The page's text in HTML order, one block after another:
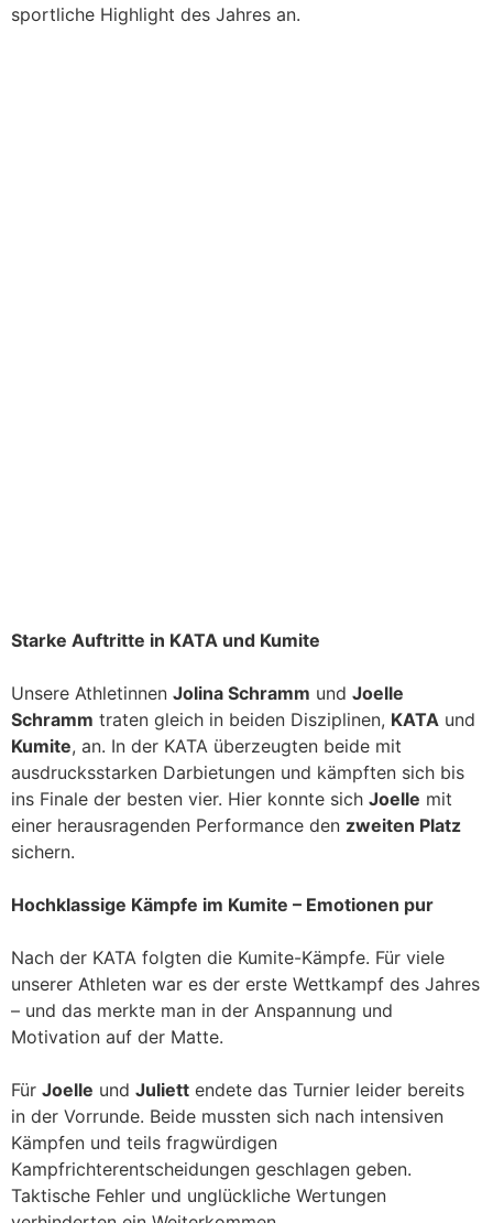
sportliche Highlight des Jahres an.
Starke Auftritte in KATA und Kumite
Unsere Athletinnen Jolina Schramm und Joelle
Schramm traten gleich in beiden Disziplinen, KATA und
Kumite, an. In der KATA überzeugten beide mit
ausdrucksstarken Darbietungen und kämpften sich bis
ins Finale der besten vier. Hier konnte sich Joelle mit
einer herausragenden Performance den zweiten Platz
sichern.
Hochklassige Kämpfe im Kumite – Emotionen pur
Nach der KATA folgten die Kumite-Kämpfe. Für viele
unserer Athleten war es der erste Wettkampf des Jahres
– und das merkte man in der Anspannung und
Motivation auf der Matte.
Für Joelle und Juliett endete das Turnier leider bereits
in der Vorrunde. Beide mussten sich nach intensiven
Kämpfen und teils fragwürdigen
Kampfrichterentscheidungen geschlagen geben.
Taktische Fehler und unglückliche Wertungen